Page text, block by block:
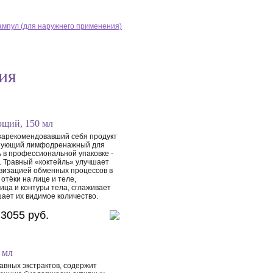
(для наружнего применения)
150 мл
себя продукт
лимфодренажный для
в профессиональной упаковке -
«коктейль» улучшает
обменных процессов в
на лице и теле,
и контуры тела, сглаживает
их видимое количество.
3055 руб.
мл
экстрактов, содержит